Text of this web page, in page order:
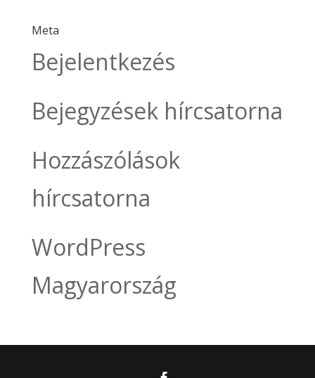
Meta
Bejelentkezés
Bejegyzések hírcsatorna
Hozzászólások
hírcsatorna
WordPress
Magyarország